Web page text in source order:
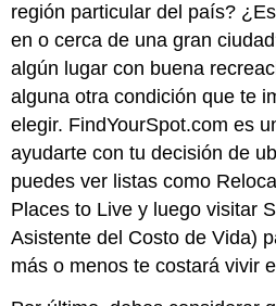
región particular del país?
en o cerca de una gran
algún lugar con buena
alguna otra condición que te
elegir. FindYourSpot.com es
ayudarte con tu decisión de
puedes ver listas como
Places to Live y luego visitar
Asistente del Costo de Vida)
más o menos te costará vivir